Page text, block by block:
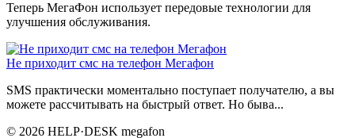
Теперь МегаФон использует передовые технологии для
улучшения обслуживания.
Не приходит смс на телефон Мегафон
SMS практически моментально поступает получателю, а вы
можете рассчитывать на быстрый ответ. Но быва...
© 2026 HELP·DESK megafon